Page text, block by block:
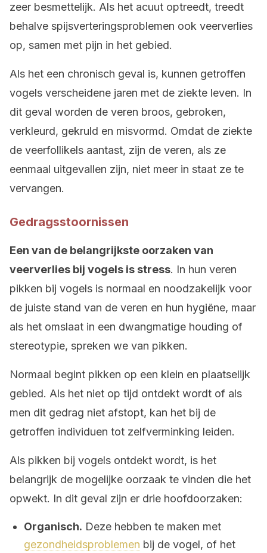
zeer besmettelijk. Als het acuut optreedt, treedt
behalve spijsverteringsproblemen ook veerverlies
op, samen met pijn in het gebied.
Als het een chronisch geval is, kunnen getroffen
vogels verscheidene jaren met de ziekte leven. In
dit geval worden de veren broos, gebroken,
verkleurd, gekruld en misvormd. Omdat de ziekte
de veerfollikels aantast, zijn de veren, als ze
eenmaal uitgevallen zijn, niet meer in staat ze te
vervangen.
Gedragsstoornissen
Een van de belangrijkste oorzaken van
veerverlies bij vogels is stress. In hun veren
pikken bij vogels is normaal en noodzakelijk voor
de juiste stand van de veren en hun hygiëne, maar
als het omslaat in een dwangmatige houding of
stereotypie, spreken we van pikken.
Normaal begint pikken op een klein en plaatselijk
gebied. Als het niet op tijd ontdekt wordt of als
men dit gedrag niet afstopt, kan het bij de
getroffen individuen tot zelfverminking leiden.
Als pikken bij vogels ontdekt wordt, is het
belangrijk de mogelijke oorzaak te vinden die het
opwekt. In dit geval zijn er drie hoofdoorzaken:
Organisch. Deze hebben te maken met
gezondheidsproblemen bij de vogel, of het